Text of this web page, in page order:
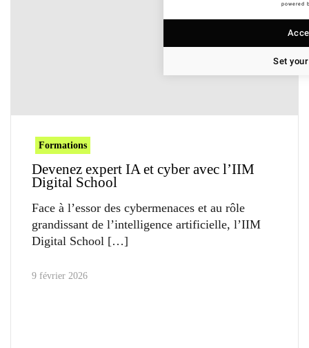
Formations
Devenez expert IA et cyber avec l’IIM
Digital School
Face à l’essor des cybermenaces et au rôle
grandissant de l’intelligence artificielle, l’IIM
Digital School
9 février 2026
powered
Set